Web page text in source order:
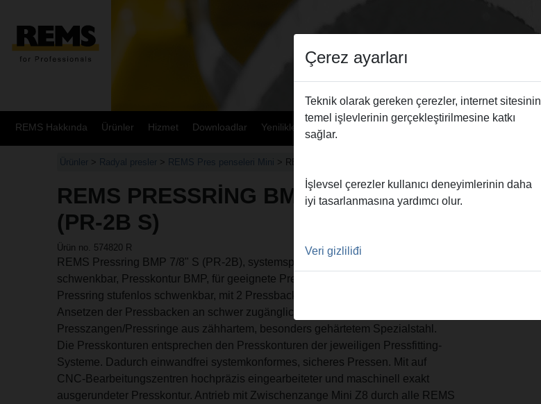
REMS Hakkında Ürünler Hizmet Downloadlar Yenilikler Site Haritası Irtibat
Ürünler > Radyal presler > REMS Pres penseleri Mini > REMS Pressring BMP 7/8"
REMS PRESSRING BMP 7/8"
(PR-2B S)
Ürün no. 574820 R
REMS Pressring BMP 7/8" S (PR-2B), systemspezifischer Pressring, stufenlos
schwenkbar, Presskontur BMP, für geeignete Pressfitting-Systeme D 7/8".
Pressring stufenlos schwenkbar, mit 2 Pressbacken (PR-2B), für sicheres
Ansetzen der Pressbacken an schwer zugänglichen Stellen. Hochbelastbare
Presszangen/Pressringe aus zähhartem, besonders gehärtetem Spezialstahl.
Die Presskonturen entsprechen den Presskonturen der jeweiligen Pressfitting-
Systeme. Dadurch einwandfrei systemkonformes, sicheres Pressen. Mit auf
CNC-Bearbeitungszentren hochpräzis eingearbeiteter und maschinell exakt
ausgerundeter Presskontur. Antrieb mit Zwischenzange Mini Z8 durch alle REMS
Çerez ayarları
Teknik olarak gereken çerezler, internet sitesinin
temel işlevlerinin gerçekleştirilmesine katkı
sağlar.
İşlevsel çerezler kullanıcı deneyimlerinin daha
iyi tasarlanmasına yardımcı olur.
Veri gizliliđi